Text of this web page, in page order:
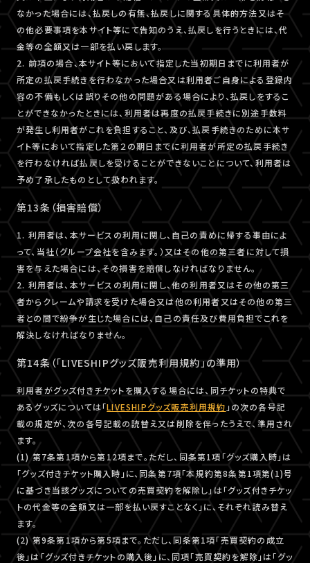
なかった場合には、払戻しの有無、払戻しに関する具体的方法又はそ
の他必要事項を本サイト等にて告知のうえ、払戻しを行うときには、代
金等の全額又は一部を払い戻します。
2. 前項の場合、本サイト等において指定した当初期日までに利用者が
所定の払戻手続きを行わなかった場合又は利用者ご自身による登録内
容の不備もしくは誤りその他の問題がある場合により、払戻しをするこ
とができなかったときには、利用者は再度の払戻手続きに別途手数料
が発生し利用者がこれを負担すること、及び、払戻手続きのために本サ
イト等において指定した第２の期日までに利用者が所定の払戻手続き
を行わなければ払戻しを受けることができないことについて、利用者は
予め了承したものとして扱われます。
第13条（損害賠償）
1. 利用者は、本サービスの利用に関し、自己の責めに帰する事由によ
って、当社（グループ会社を含みます。）又はその他の第三者に対して損
害を与えた場合には、その損害を賠償しなければなりません。
2. 利用者は、本サービスの利用に関し、他の利用者又はその他の第三
者からクレームや請求を受けた場合又は他の利用者又はその他の第三
者との間で紛争が生じた場合には、自己の責任及び費用負担でこれを
解決しなければなりません。
第14条（「LIVESHIPグッズ販売利用規約」の準用）
利用者がグッズ付きチケットを購入する場合には、同チケットの特典で
あるグッズについては「LIVESHIPグッズ販売利用規約 」の次の各号記
載の規定が、次の各号記載の読替え又は削除を伴ったうえで、準用され
ます。
(1) 第7条第1項から第12項まで。ただし、同条第1項「グッズ購入時」は
「グッズ付きチケット購入時」に、同条第7項「本規約第8条第1項第(1)号
に基づき当該グッズについての売買契約を解除し」は「グッズ付きチケッ
トの代金等の全額又は一部を払い戻すことなく」に、それぞれ読み替え
ます。
(2) 第9条第1項から第5項まで。ただし、同条第1項「売買契約の成立
後」は「グッズ付きチケットの購入後」に、同項「売買契約を解除」は「グッ